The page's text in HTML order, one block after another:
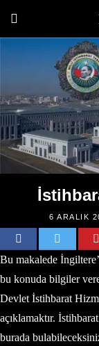
6 ARALIK
Bu makalede
bu konuda bilgiler
Devlet İstihbarat
açıklamaktır.
burada